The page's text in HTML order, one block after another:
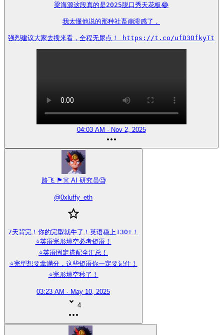
梁海源这段真的是2025脱口秀天花板😂
我太懂他说的那种社畜崩溃感了，
强烈建议大家去搜来看，全程无尿点！ https://t.co/ufD3OfkyTt
04:03 AM · Nov 2, 2025
路飞 🏴‍☠️ AI 研究员🧐
@0xluffy_eth
7天背完！你的完型就牛了！英语稳上130+！
⭐️英语完形填空必考短语！
⭐️英语固定搭配全汇总！
⭐️完型想要拿满分，这些短语你一定要记住！
⭐️完形填空秒了！
03:23 AM · May 10, 2025
4